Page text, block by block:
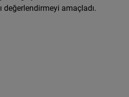
değerlendirmeyi amaçladı.